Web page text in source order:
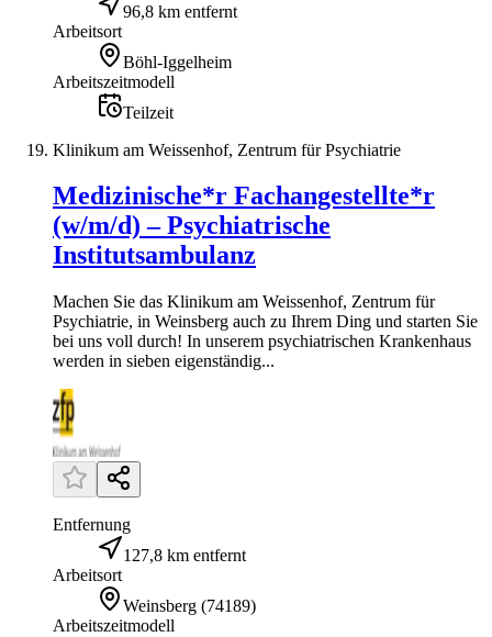
96,8 km entfernt
Arbeitsort
Böhl-Iggelheim
Arbeitszeitmodell
Teilzeit
Klinikum am Weissenhof, Zentrum für Psychiatrie
Medizinische*r Fachangestellte*r
(w/m/d) – Psychiatrische
Institutsambulanz
Machen Sie das Klinikum am Weissenhof, Zentrum für
Psychiatrie, in Weinsberg auch zu Ihrem Ding und starten Sie
bei uns voll durch! In unserem psychiatrischen Krankenhaus
werden in sieben eigenständig...
Entfernung
127,8 km entfernt
Arbeitsort
Weinsberg (74189)
Arbeitszeitmodell